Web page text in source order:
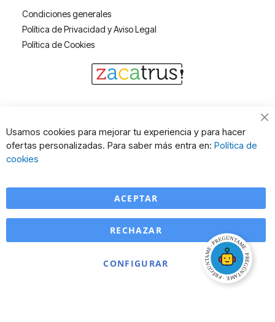
Condiciones generales
Política de Privacidad y Aviso Legal
Política de Cookies
Usamos cookies para mejorar tu experiencia y para hacer
ofertas personalizadas. Para saber más entra en: Política de
cookies
ACEPTAR
CONFIGURAR
RECHAZAR